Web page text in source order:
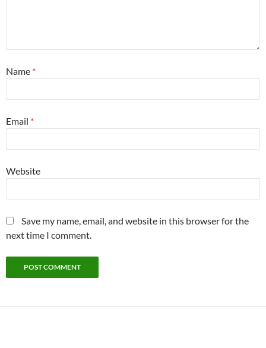
Name *
Email *
Website
Save my name, email, and website in this browser for the
next time I comment.